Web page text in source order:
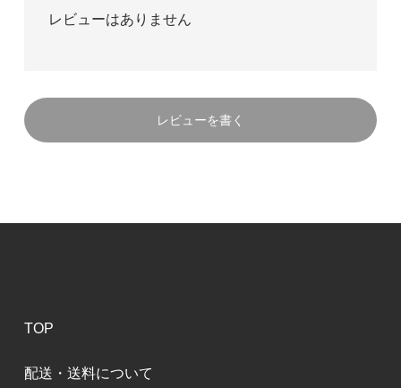
レビューはありません
レビューを書く
TOP
配送・送料について